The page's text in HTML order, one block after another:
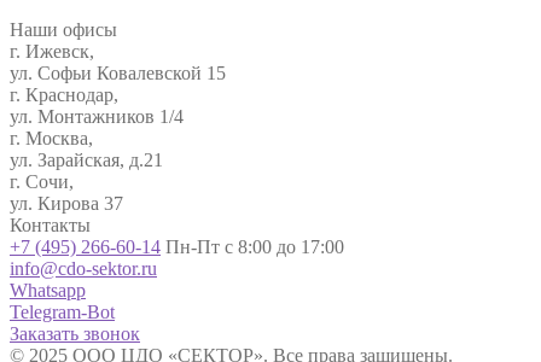
Наши офисы
г. Ижевск,
ул. Софьи Ковалевской 15
г. Краснодар,
ул. Монтажников 1/4
г. Москва,
ул. Зарайская, д.21
г. Сочи,
ул. Кирова 37
Контакты
+7 (495) 266-60-14 Пн-Пт с 8:00 до 17:00
info@cdo-sektor.ru
Whatsapp
Telegram-Bot
Заказать звонок
© 2025 ООО ЦДО «СЕКТОР». Все права защищены.